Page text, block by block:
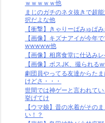
ｗｗｗｗｗ他
まじのガチのネタ抜きで超
択だよな他
【衝撃】きゃりーぱみゅぱ
【画像】キズナアイが今
wwwww他
【画像】相席食堂に仕込み
【画像】ボスJK、撮られる
劇団員やってる友達からた
けどさ・・・
世間では神ゲーと言われて
挙げてけ
【ウマ娘】昔の水着がその
い！？